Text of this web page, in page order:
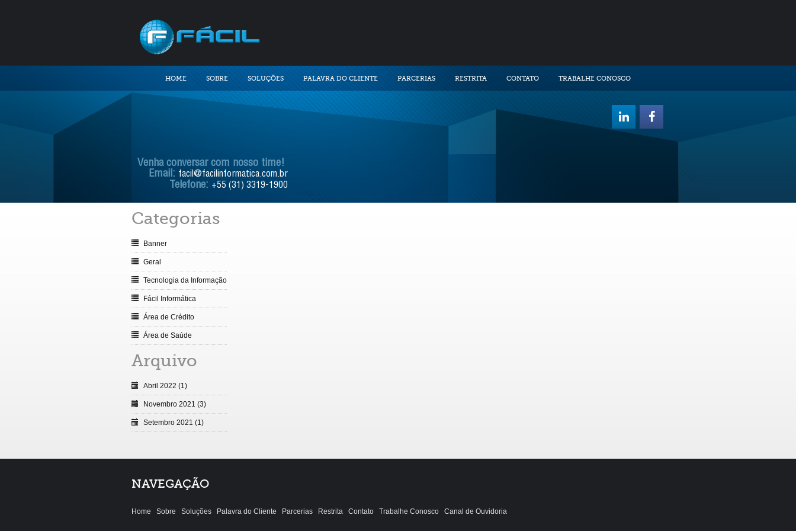
HOME SOBRE SOLUÇÕES PALAVRA DO CLIENTE PARCERIAS RESTRITA CONTATO TRABALHE CONOSCO
Venha conversar com nosso time!
Email: facil@facilinformatica.com.br
Telefone: +55 (31) 3319-1900
Categorias
Banner
Geral
Tecnologia da Informação
Fácil Informática
Área de Crédito
Área de Saúde
Arquivo
Abril 2022 (1)
Novembro 2021 (3)
Setembro 2021 (1)
NAVEGAÇÃO
Home Sobre Soluções Palavra do Cliente Parcerias Restrita Contato Trabalhe Conosco Canal de Ouvidoria